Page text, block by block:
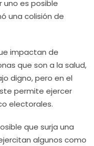
es posible
una colisión de
impactan de
que son a la salud,
digno, pero en el
permite ejercer
electorales.
que surja una
algunos como